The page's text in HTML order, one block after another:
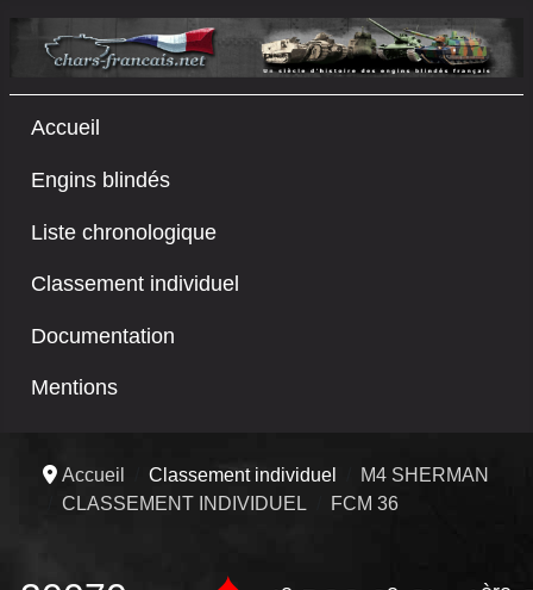
Accueil
Engins blindés
Liste chronologique
Classement individuel
Documentation
Mentions
Accueil Classement individuel
M4 SHERMAN
CLASSEMENT INDIVIDUEL
FCM 36